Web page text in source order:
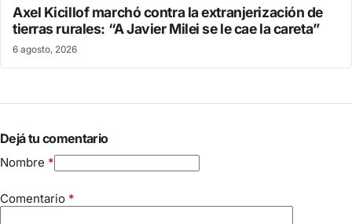
Axel Kicillof marchó contra la extranjerización de
tierras rurales: “A Javier Milei se le cae la careta”
6 agosto, 2026
Dejá tu comentario
Nombre *
Comentario *